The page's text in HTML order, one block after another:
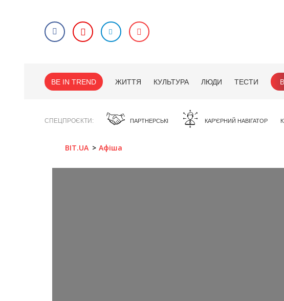
BE IN TREND ЖИТТЯ КУЛЬТУРА ЛЮДИ ТЕСТИ
СПЕЦПРОЄКТИ ПАРТНЕРСЬКІ КАР'ЄРНИЙ НАВІГАТОР
BIT.UA Афіша